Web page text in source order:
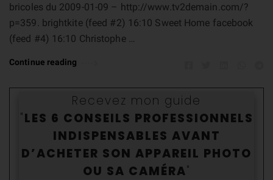
bricoles du 2009-01-09 – http://www.tv2demain.com/?
p=359. brightkite (feed #2) 16:10 Sweet Home facebook
(feed #4) 16:10 Christophe …
Continue reading
Recevez mon guide
"LES 6 CONSEILS PROFESSIONNELS
INDISPENSABLES AVANT
D’ACHETER SON APPAREIL PHOTO
OU SA CAMÉRA"